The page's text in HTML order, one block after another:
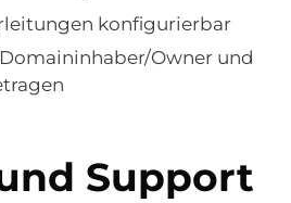
konfigurierbar
Owner und
Support